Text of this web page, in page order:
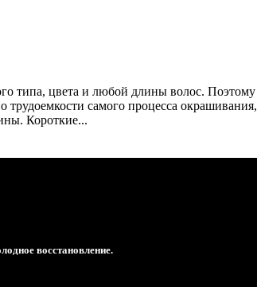
типа, цвета и любой длины волос.
самого процесса
Короткие...
восстановление.